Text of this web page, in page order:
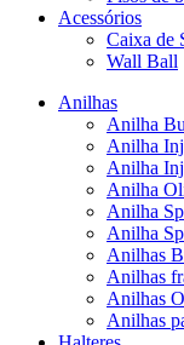
Acessórios
Caixa de
Wall Ball
Anilhas
Anilha
Anilha
Anilha
Anilha
Anilha
Anilha
Anilhas
Anilhas
Anilhas
Anilhas